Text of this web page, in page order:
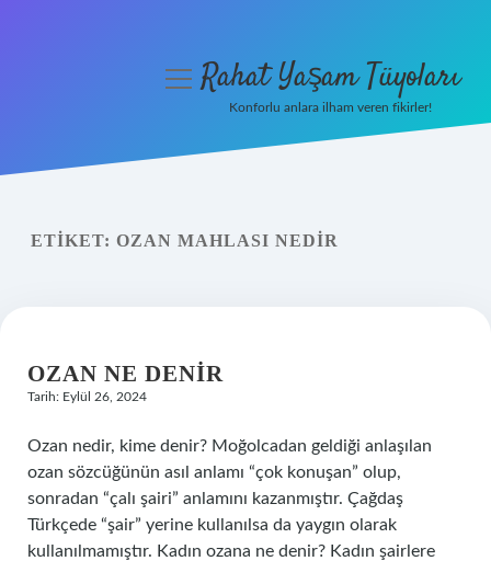
Yasal Uyarı
menüyüRahat Yaşam Tüyoları
Konforlu anlara ilham veren fikirler!
ETIKET: OZAN MAHLASI NEDIR
OZAN NE DENIR
Tarih: Eylül 26, 2024
Ozan nedir, kime denir? Moğolcadan geldiği anlaşılan
ozan sözcüğünün asıl anlamı “çok konuşan” olup,
sonradan “çalı şairi” anlamını kazanmıştır. Çağdaş
Türkçede “şair” yerine kullanılsa da yaygın olarak
kullanılmamıştır. Kadın ozana ne denir? Kadın şairlere